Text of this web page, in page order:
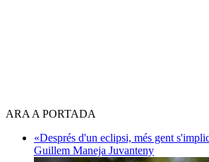
ARA A PORTADA
«Després d'un eclipsi, més gent
Guillem Maneja Juvanteny